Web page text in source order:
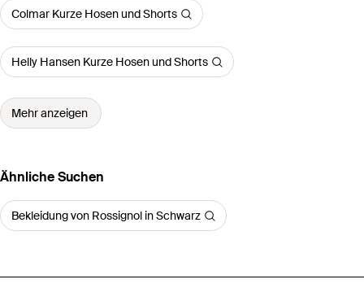
Colmar Kurze Hosen und Shorts
Helly Hansen Kurze Hosen und Shorts
Mehr anzeigen
Ähnliche Suchen
Bekleidung von Rossignol in Schwarz